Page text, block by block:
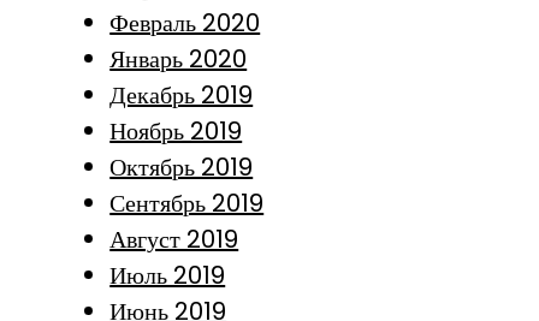
Февраль 2020
Январь 2020
Декабрь 2019
Ноябрь 2019
Октябрь 2019
Сентябрь 2019
Август 2019
Июль 2019
Июнь 2019